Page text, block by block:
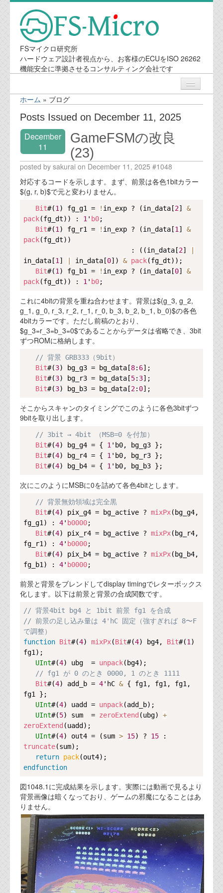
FSマイクロ研究所
ハードウェア設計者視点から、お客様のECUをISO 26262
機能安全に準拠させるコンサルティング会社です
ニュース
業務内容
機能安全コンサルティング
会社案内
会社概要
代表ご挨拶
実績
機能安全ブログ
設計ブログ
テクノロジ
外部投稿記事
ブログテーマ
ご希望の方は、お問い合わせページから
資料閲覧パスワードをお問い合わせ頂き
ログインをお願い致します。アカウント
名は"opendocument"です。
機能安全用語集
設計用語集
オンラインショップ
お問い合わせ
FAQ
ホーム » ブログ
Posts Issued on December 11, 2025
December
11
GameFSMの改良
(23)
posted by sakurai on December 11, 2025 #1048
対応するコードを示します。まず、前景は各色1bitカラー
$(g, r, b)$で元と変わりません。
Bit#(1 ) fg_g1 = ! in_exp ? (in_data[2] &
pack(fg_dt)) : 1 ' b0;
Bit#(1 ) fg_r1 = ! in_exp ? (in_data[1 ] &
pack(fg_dt))
                           : ((in_data[
2]
in_data[1 ] in_data[0]) & pack(fg_dt));
Bit#(1 ) fg_b1 = ! in_exp ? (in_data[0] &
pack(fg_dt)) : 1 ' b0
Copy
これに4bitの背景を重ね合わせます。背景は$(g_3, g_2,
g_1, g_0, r_3, r_2, r_1, r_0, b_3, b_2, b_1, b_0)$の各色
4bitカラーです。ただし前稿のとおり、
$g_3=r_3=b_3=0$であることからデータは省略でき、3bit
ずつROMに格納します。
// 背景 GRB333（9bit）
Bit#(3) bg_g3 = bg_data[8: 6];
Bit#(3) bg_r3 = bg_data[5: 3];
Bit#(3) bg_b3 = bg_data[2: 0
そこからスキャンのタイミングでこのように各色3bitずつ
9bitを取り出します。
// 3bit → 4bit （MSB=0 を付加）
Bit#(4) bg_g4 = { 1 'b0, bg_g3 };
Bit#(4) bg_r4 = { 1 'b0, bg_r3 };
Bit#(4) bg_b4 = { 1
次にこのようにMSBに0を詰めて各色4bitとします。
// 背景無効領域は完全黒
Bit#(4) pix_g4 = bg_active ? mixPx(bg_g4,
fg_g1) : 4' b0000;
Bit#(4) pix_r4 = bg_active ? mixPx(bg_r4,
fg_r1) : 4' b0000;
Bit#(4) pix_b4 = bg_active ? mixPx(bg_b4,
fg_b1) : 4' b0000
前景と背景をブレンドしてdisplay timingでレターボックス
化します。以下は前景と背景の合成関数です。
// 背景4bit bg4 と 1bit 前景 fg1 を合成
// 前景の足し込み量は 4'hC 固定（強すぎれば 8〜F
で調整）
function Bit#(4) mixPx(Bit#(4) bg4, Bit#(1 )
fg1);
UInt#(4) ubg  = unpack(bg4);
// fg1 が 0 のとき 0000, 1 のとき 1111
Bit#(4) add_b = 4'hC & { fg1, fg1, fg1,
fg1 };
UInt#(4) uadd = unpack(add_b);
UInt#(5) sum  = zeroExtend (ubg) +
zeroExtend (uadd);
UInt#(4) out4 = (sum > 15) ? 15
truncate(sum);
return pack
endfunction
図1048.1に完成結果を示します。実際には動画で見るより
背景画像は暗くなっており、ゲームの邪魔になることはあ
りません。